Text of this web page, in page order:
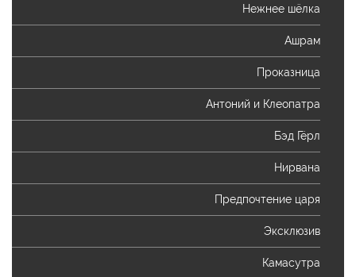
Нежнее шёлка
Ашрам
Проказница
Антоний и Клеопатра
Бэд Гёрл
Нирвана
Предпочтение царя
Эксклюзив
Камасутра